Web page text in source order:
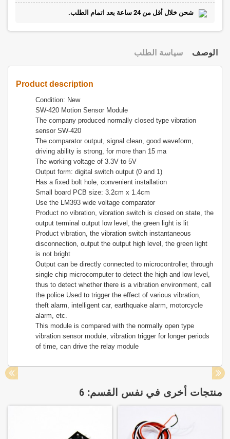
شحن خلال أقل من 24 ساعة بعد اتمام الطلب.
الوصف سياسة الطلب
Product description
Condition: New
SW-420 Motion Sensor Module
The company produced normally closed type vibration
sensor SW-420
The comparator output, signal clean, good waveform,
driving ability is strong, for more than 15 ma
The working voltage of 3.3V to 5V
Output form: digital switch output (0 and 1)
Has a fixed bolt hole, convenient installation
Small board PCB size: 3.2cm x 1.4cm
Use the LM393 wide voltage comparator
Product no vibration, vibration switch is closed on state, the
output terminal output low level, the green light is lit
Product vibration, the vibration switch instantaneous
disconnection, output the output high level, the green light
is not bright
Output can be directly connected to microcontroller, through
single chip microcomputer to detect the high and low level,
thus to detect whether there is a vibration environment, call
the police Used to trigger the effect of various vibration,
theft alarm, intelligent car, earthquake alarm, motorcycle
alarm, etc.
This module is compared with the normally open type
vibration sensor module, vibration trigger for longer periods
of time, can drive the relay module
منتجات أخرى في نفس القسم: 6